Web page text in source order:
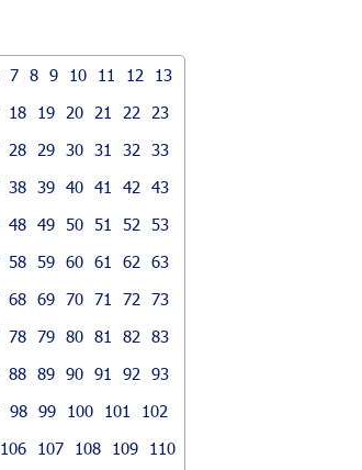
7 8 9 10 11 12
13
18 19 20 21 22
23
28 29 30 31 32
33
38 39 40 41 42
43
48 49 50 51 52
53
58 59 60 61 62
63
68 69 70 71 72
73
78 79 80 81 82
83
88 89 90 91 92
93
98 99 100 101
102
106 107 108 109
110